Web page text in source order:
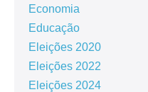
Economia
Educação
Eleições 2020
Eleições 2022
Eleições 2024